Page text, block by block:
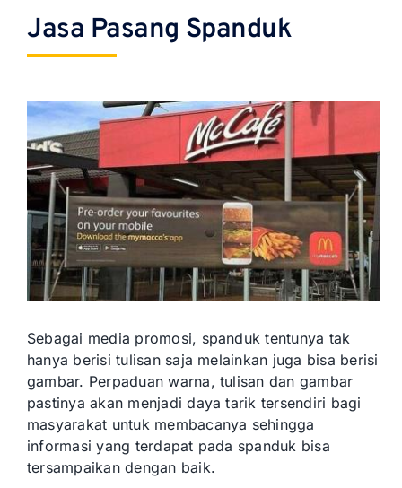
GALERI
BLOG
Jasa Pasang Spanduk
Sebagai media promosi, spanduk tentunya tak
hanya berisi tulisan saja melainkan juga bisa berisi
gambar. Perpaduan warna, tulisan dan gambar
pastinya akan menjadi daya tarik tersendiri bagi
masyarakat untuk membacanya sehingga
informasi yang terdapat pada spanduk bisa
tersampaikan dengan baik.